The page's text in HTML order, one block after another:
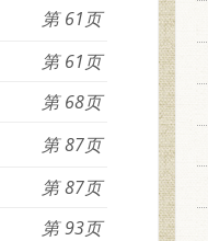
61
61
68
87
87
93